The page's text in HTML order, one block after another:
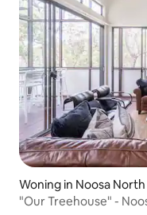
Woning in Noosa
"Our Treehouse" -